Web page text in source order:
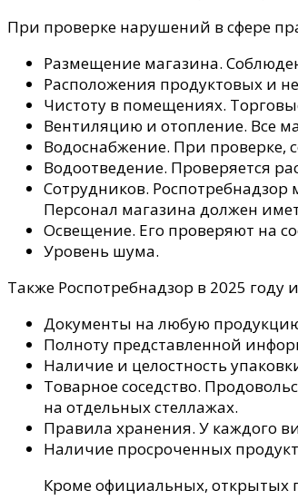
При проверке нарушений в сфере
Размещение магазина.
Расположения продуктовых и
Чистоту в помещениях.
Вентиляцию и отопление. Все
Водоснабжение. При проверке,
Водоотведение. Проверяется
Сотрудников.
Персонал магазина должен
Освещение. Его проверяют на
Уровень шума.
Также Роспотребнадзор в 2025 году
Документы на любую
Полноту представленной
Наличие и целостность
Товарное соседство.
на отдельных стеллажах.
Правила хранения. У каждого
Наличие просроченных
Кроме официальных, открытых